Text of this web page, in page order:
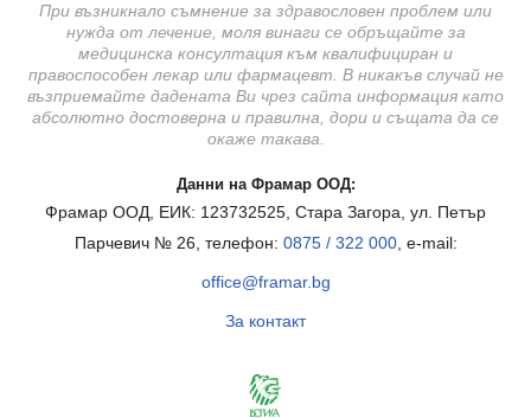
При възникнало съмнение за здравословен проблем или
нужда от лечение, моля винаги се обръщайте за
медицинска консултация към квалифициран и
правоспособен лекар или фармацевт. В никакъв случай не
възприемайте дадената Ви чрез сайта информация като
абсолютно достоверна и правилна, дори и същата да се
окаже такава.
Данни на Фрамар ООД:
Фрамар ООД, ЕИК: 123732525, Стара Загора, ул. Петър
Парчевич № 26, телефон: 0875 / 322 000, e-mail:
office@framar.bg
За контакт